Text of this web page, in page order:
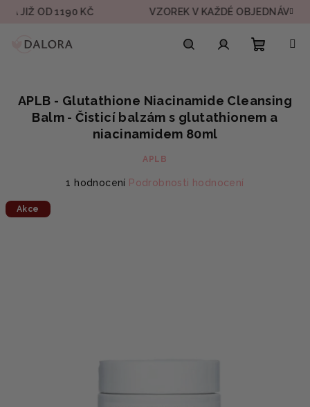
PřejítOD 1190 KČ VZOREK V KAŽDÉ OBJEDNÁVCE
košík
APLB - Glutathione Niacinamide Cleansing
Balm - Čisticí balzám s glutathionem a
niacinamidem 80ml
APLB
Průměrné
1 hodnocení Podrobnosti hodnocení
Akce